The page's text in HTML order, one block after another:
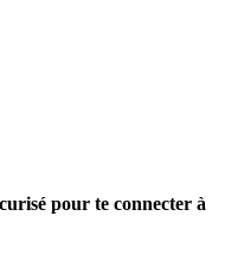
pour te connecter à